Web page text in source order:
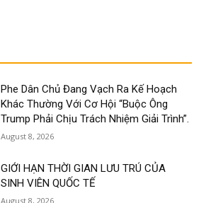
Phe Dân Chủ Đang Vạch Ra Kế Hoạch
Khác Thường Với Cơ Hội “Buộc Ông
Trump Phải Chịu Trách Nhiệm Giải Trình”.
August 8, 2026
GIỚI HẠN THỜI GIAN LƯU TRÚ CỦA
SINH VIÊN QUỐC TẾ
August 8, 2026